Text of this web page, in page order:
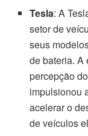
Tesla: A
setor de
seus
de bateria. A
percepção
impulsionou
acelerar o
de veículos